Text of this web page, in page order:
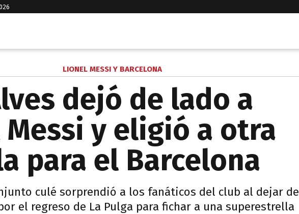
LIONEL MESSI Y BARCELONA
dejó de lado a
y eligió a otra
para el Barcelona
culé sorprendió a los fanáticos del club al dejar de
el regreso de La Pulga para fichar a una superestrella